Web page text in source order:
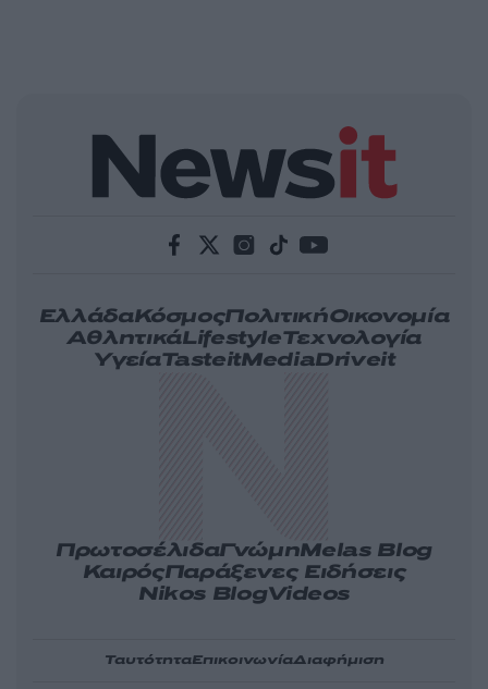
ΕλλάδαΚόσμοςΠολιτικήΟικονομία
ΑθλητικάLifestyleΤεχνολογία
ΥγείαTasteitMediaDriveit
ΠρωτοσέλιδαΓνώμηMelas Blog
ΚαιρόςΠαράξενες Ειδήσεις
Nikos BlogVideos
ΤαυτότηταΕπικοινωνίαΔιαφήμιση